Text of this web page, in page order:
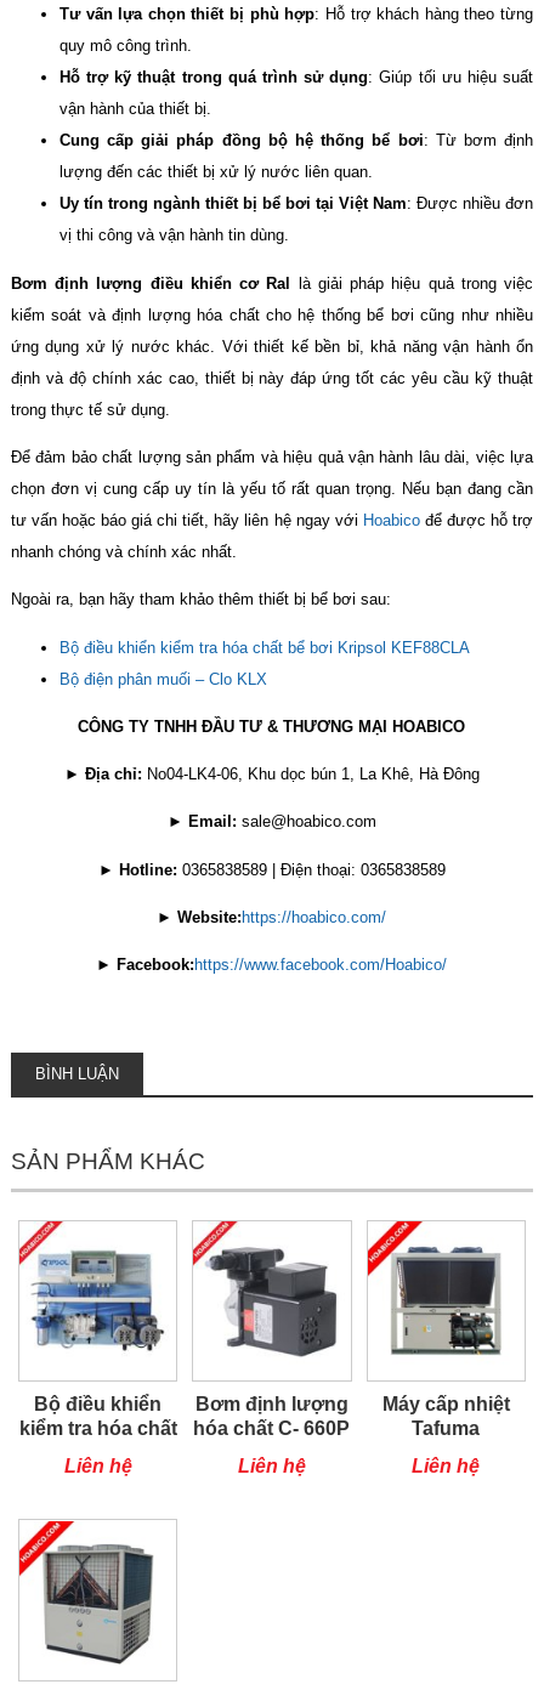
Tư vấn lựa chọn thiết bị phù hợp: Hỗ trợ khách hàng theo từng
quy mô công trình.
Hỗ trợ kỹ thuật trong quá trình sử dụng: Giúp tối ưu hiệu suất
vận hành của thiết bị.
Cung cấp giải pháp đồng bộ hệ thống bể bơi: Từ bơm định
lượng đến các thiết bị xử lý nước liên quan.
Uy tín trong ngành thiết bị bể bơi tại Việt Nam: Được nhiều đơn
vị thi công và vận hành tin dùng.
Bơm định lượng điều khiển cơ Ral là giải pháp hiệu quả trong việc
kiểm soát và định lượng hóa chất cho hệ thống bể bơi cũng như nhiều
ứng dụng xử lý nước khác. Với thiết kế bền bỉ, khả năng vận hành ổn
định và độ chính xác cao, thiết bị này đáp ứng tốt các yêu cầu kỹ thuật
trong thực tế sử dụng.
Để đảm bảo chất lượng sản phẩm và hiệu quả vận hành lâu dài, việc lựa
chọn đơn vị cung cấp uy tín là yếu tố rất quan trọng. Nếu bạn đang cần
tư vấn hoặc báo giá chi tiết, hãy liên hệ ngay với Hoabicođể được hỗ trợ
nhanh chóng và chính xác nhất.
Ngoài ra, bạn hãy tham khảo thêm thiết bị bể bơi sau:
Bộ điều khiển kiểm tra hóa chất bể bơi Kripsol KEF88CLA
Bộ điện phân muối – Clo KLX
CÔNG TY TNHH ĐẦU TƯ & THƯƠNG MẠI HOABICO
► Địa chỉ: No04-LK4-06, Khu dọc bún 1, La Khê, Hà Đông
► Email: sale@hoabico.com
► Hotline: 0365838589 | Điện thoại: 0365838589
►Website: https://hoabico.com/
► Facebook: https://www.facebook.com/Hoabico/
BÌNH LUẬN
SẢN PHẨM KHÁC
Bộ điều khiển
kiểm tra hóa chất
bể bơi Kripsol
KEF88CLA
Liên hệ
Bơm định lượng
hóa chất C- 660P
Liên hệ
Máy cấp nhiệt
Tafuma
TSQ100RP
Liên hệ